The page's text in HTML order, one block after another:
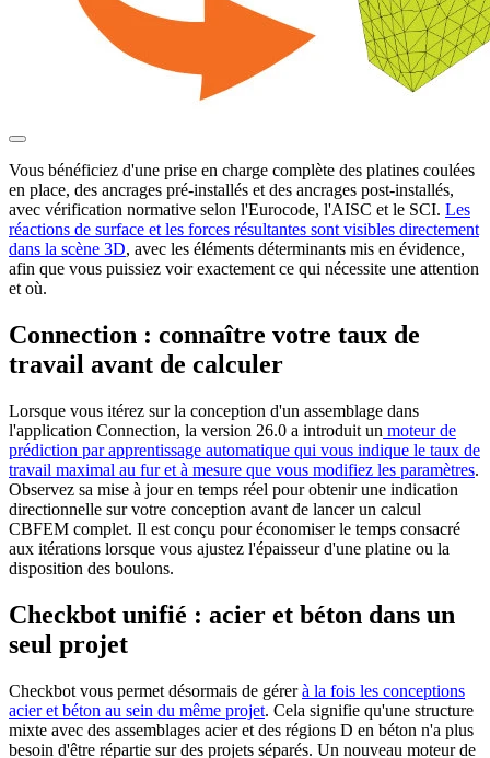
Vous bénéficiez d'une prise en charge complète des platines coulées
en place, des ancrages pré-installés et des ancrages post-installés,
avec vérification normative selon l'Eurocode, l'AISC et le SCI. Les
réactions de surface et les forces résultantes sont visibles directement
dans la scène 3D, avec les éléments déterminants mis en évidence,
afin que vous puissiez voir exactement ce qui nécessite une attention
et où.
Connection : connaître votre taux de
travail avant de calculer
Lorsque vous itérez sur la conception d'un assemblage dans
l'application Connection, la version 26.0 a introduit un moteur de
prédiction par apprentissage automatique qui vous indique le taux de
travail maximal au fur et à mesure que vous modifiez les paramètres.
Observez sa mise à jour en temps réel pour obtenir une indication
directionnelle sur votre conception avant de lancer un calcul
CBFEM complet. Il est conçu pour économiser le temps consacré
aux itérations lorsque vous ajustez l'épaisseur d'une platine ou la
disposition des boulons.
Checkbot unifié : acier et béton dans un
seul projet
Checkbot vous permet désormais de gérerà la fois les conceptions
acier et béton au sein du même projet. Cela signifie qu'une structure
mixte avec des assemblages acier et des régions D en béton n'a plus
besoin d'être répartie sur des projets séparés. Un nouveau moteur de